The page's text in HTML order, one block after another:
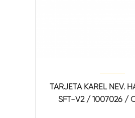
TARJETA KAREL NEV.
SFT-V2 / 1007026 /